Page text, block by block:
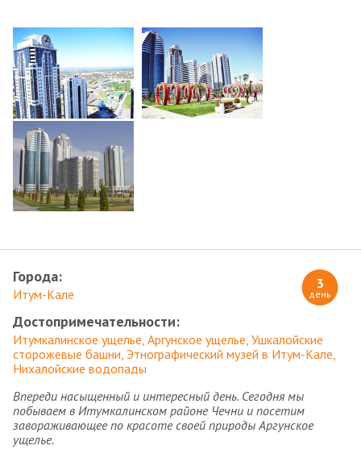
3
день
Города:
Итум-Кале
Достопримечательности:
Итумкалинское ущелье Аргунское ущелье Ушкалойские
сторожевые башни Этнографический музей в Итум-Кале
Нихалойские водопады
Впереди насыщенный и интересный день. Сегодня мы
побываем в Итумкалинском районе Чечни и посетим
завораживающее по красоте своей природы Аргунское
ущелье.